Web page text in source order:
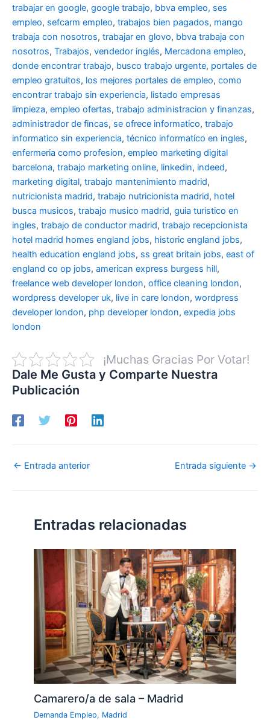
trabajar en google, google trabajo, bbva empleo, ses
empleo, sefcarm empleo, trabajos bien pagados, mango
trabaja con nosotros, trabajar en glovo, bbva trabaja con
nosotros, Trabajos, vendedor inglés, Mercadona empleo,
donde encontrar trabajo, busco trabajo urgente, portales de
empleo gratuitos, los mejores portales de empleo, como
encontrar trabajo sin experiencia, listado empresas
limpieza, empleo ofertas, trabajo administracion y finanzas,
administrador de fincas, se ofrece informatico, trabajo
informatico sin experiencia, técnico informatico en ingles,
enfermeria como profesion, empleo marketing digital
barcelona, trabajo marketing online, linkedin, indeed,
marketing digital, trabajo mantenimiento madrid,
nutricionista madrid, trabajo nutricionista madrid, hotel
busca musicos, trabajo musico madrid, guia turistico en
ingles, trabajo de conductor madrid, trabajo recepcionista
hotel madrid homes england jobs, historic england jobs,
health education england jobs, ss great britain jobs, east of
england co op jobs, american express burgess hill,
freelance web developer london, office cleaning london,
wordpress developer uk, live in care london, wordpress
developer london, php developer london, expedia jobs
london
¡Muchas Gracias Por Votar!
Dale Me Gusta y Comparte Nuestra
Publicación
← Entrada anterior Entrada siguiente →
Entradas relacionadas
Camarero/a de sala – Madrid
Demanda Empleo, Madrid